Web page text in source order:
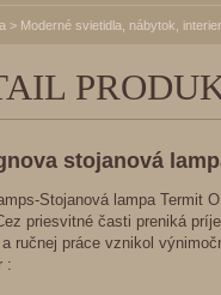
> Moderné svietidla, nábytok,
stojanová
Stojanová lampa Termit
priesvitné časti preniká
ručnej práce vznikol
: